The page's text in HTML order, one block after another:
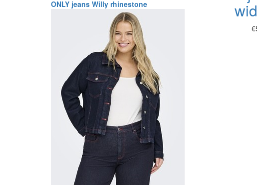
ONLY jeans Willy rhinestone